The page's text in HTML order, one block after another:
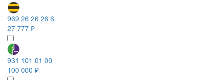
969 26 26 26 6
27 777 ₽
931 101 01 00
100 000 ₽